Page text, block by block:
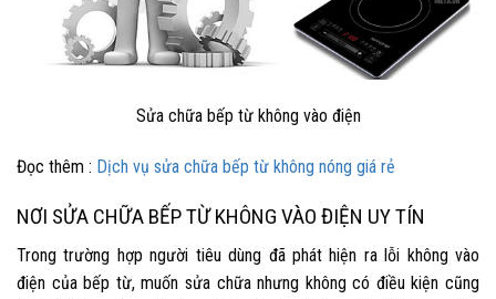
Sửa chữa bếp từ không vào điện
Đọc thêm : Dịch vụ sửa chữa bếp từ không nóng giá rẻ
NƠI SỬA CHỮA BẾP TỪ KHÔNG VÀO ĐIỆN UY TÍN
Trong trường hợp người tiêu dùng đã phát hiện ra lỗi không vào
điện của bếp từ, muốn sửa chữa nhưng không có điều kiện cũng